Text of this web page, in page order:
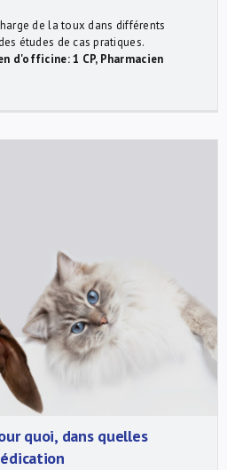
de la toux dans différents
études de cas pratiques.
d'officine: 1 CP, Pharmacien
quoi, dans quelles